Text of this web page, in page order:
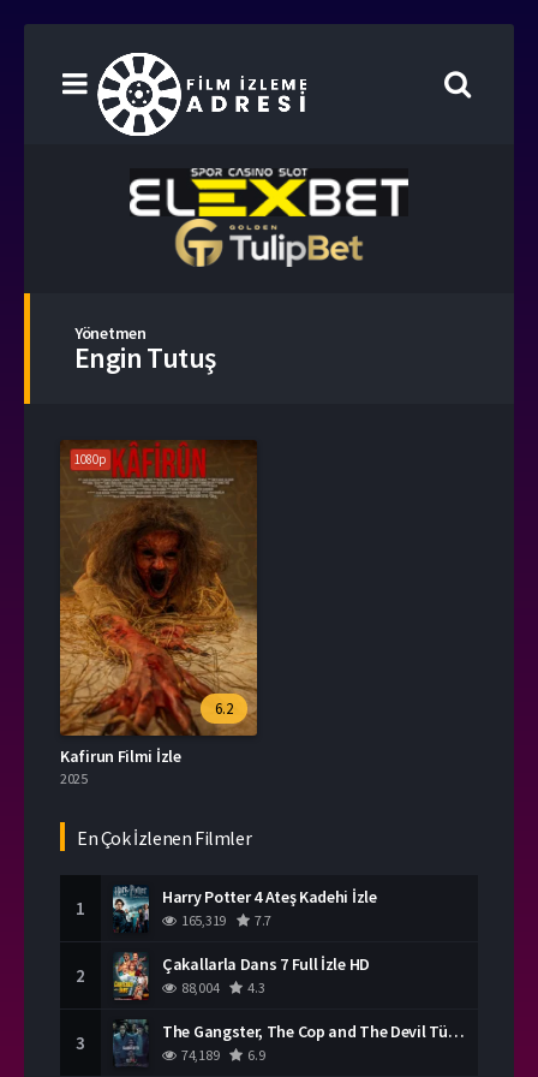
Yönetmen
Engin Tutuş
1080p
6.2
Kafirun Filmi İzle
2025
En Çok İzlenen Filmler
1 Harry Potter 4 Ateş Kadehi İzle
165,319 7.7
2 Çakallarla Dans 7 Full İzle HD
88,004 4.3
3 The Gangster, The Cop and The Devil Türkçe Dublaj İzle
74,189 6.9